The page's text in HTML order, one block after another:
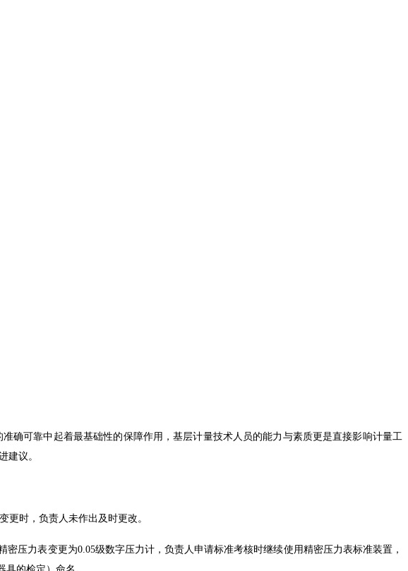
确可靠中起着最基础性的保障作用，基层计量技术人员的能力与素质更是直接影响计量工
建议。
更时，负责人未作出及时更改。
压力表变更为0.05级数字压力计，负责人申请标准考核时继续使用精密压力表标准装置，